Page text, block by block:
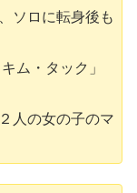
ソロに転身後も
ム・タック」
人の女の子のマ